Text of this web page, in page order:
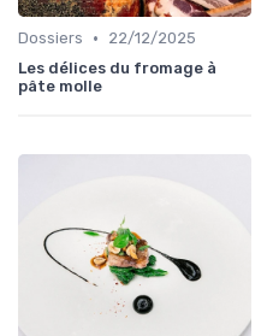
Dossiers •
22/12/2025
Les délices du fromage à
pâte molle